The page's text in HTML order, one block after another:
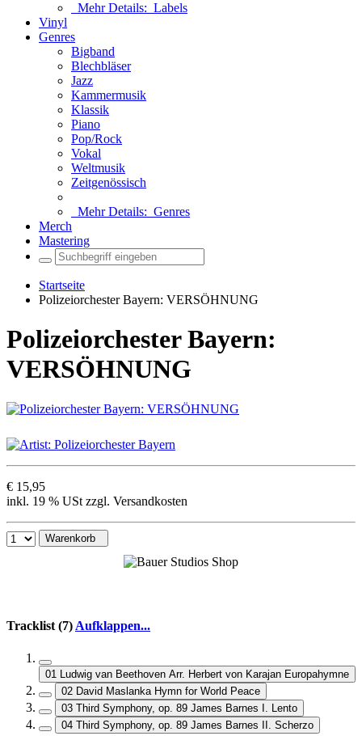
Mehr Details: Labels
Vinyl
Genres
Bigband
Blechbläser
Jazz
Kammermusik
Klassik
Piano
Pop/Rock
Vokal
Weltmusik
Zeitgenössisch
Mehr Details: Genres
Merch
Mastering
Startseite
Polizeiorchester Bayern: VERSÖHNUNG
Polizeiorchester Bayern:
VERSÖHNUNG
€ 15,95
inkl. 19 % USt zzgl. Versandkosten
Warenkorb
Tracklist (7)Aufklappen...
01 Ludwig van Beethoven Arr. Herbert von Karajan Europahymne
02 David Maslanka Hymn for World Peace
03 Third Symphony, op. 89 James Barnes I. Lento
04 Third Symphony, op. 89 James Barnes II. Scherzo